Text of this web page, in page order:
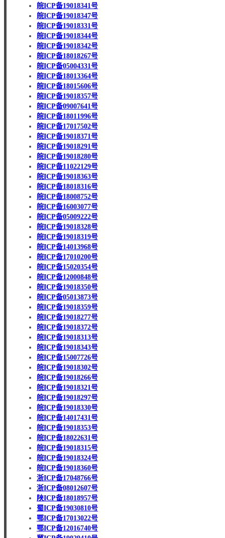
皖ICP备19018341号
皖ICP备19018347号
皖ICP备19018331号
皖ICP备19018344号
皖ICP备19018342号
皖ICP备18018267号
皖ICP备05004331号
皖ICP备18013364号
皖ICP备18015606号
皖ICP备19018357号
皖ICP备09007641号
皖ICP备18011996号
皖ICP备17017502号
皖ICP备19018371号
皖ICP备19018291号
皖ICP备19018280号
皖ICP备11022129号
皖ICP备19018363号
皖ICP备18018316号
皖ICP备18008752号
皖ICP备16003077号
皖ICP备05009222号
皖ICP备19018328号
皖ICP备19018319号
皖ICP备14013968号
皖ICP备17010200号
皖ICP备15020354号
皖ICP备12000848号
皖ICP备19018350号
皖ICP备05013873号
皖ICP备19018359号
皖ICP备19018277号
皖ICP备19018372号
皖ICP备19018313号
皖ICP备19018343号
皖ICP备15007726号
皖ICP备19018302号
皖ICP备19018266号
皖ICP备19018321号
皖ICP备19018297号
皖ICP备19018330号
皖ICP备14017431号
皖ICP备19018353号
皖ICP备18022631号
皖ICP备19018315号
皖ICP备19018324号
皖ICP备19018360号
浙ICP备17048766号
浙ICP备08012607号
陕ICP备18018957号
蜀ICP备19030810号
鄂ICP备17013022号
鄂ICP备12016740号